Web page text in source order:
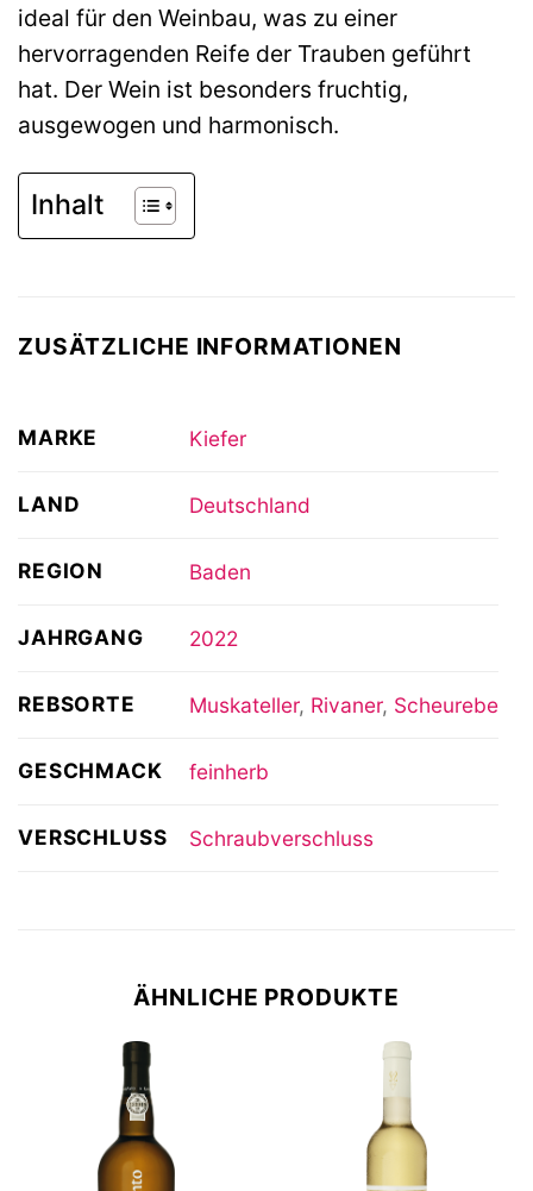
ideal für den Weinbau, was zu einer
hervorragenden Reife der Trauben geführt
hat. Der Wein ist besonders fruchtig,
ausgewogen und harmonisch.
Inhalt
ZUSÄTZLICHE INFORMATIONEN
MARKE Kiefer
LAND Deutschland
REGION Baden
JAHRGANG 2022
REBSORTE Muskateller, Rivaner, Scheurebe
GESCHMACK feinherb
VERSCHLUSS Schraubverschluss
ÄHNLICHE PRODUKTE